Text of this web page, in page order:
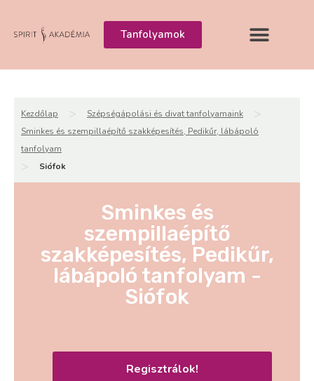
Tanfolyamok
Kezdőlap > Szépségápolási és divat tanfolyamaink >
Sminkes és szempillaépítő szakképesítés, Pedikűr, lábápoló
tanfolyam
> Siófok
Sminkes és
szempillaépítő
szakképesítés, Pedikűr,
lábápoló tanfolyam -
Siófok
Regisztrálok!